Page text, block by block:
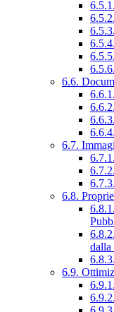
6.6.
6.7.
6.8.
dalla
6.9.